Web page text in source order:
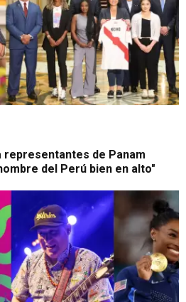
de Panam
del Perú bien en alto"